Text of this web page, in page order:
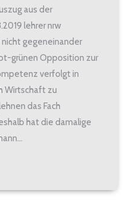
aus der
lehrer nrw
gegeneinander
grünen Opposition zur
verfolgt in
Wirtschaft zu
das Fach
hat die damalige